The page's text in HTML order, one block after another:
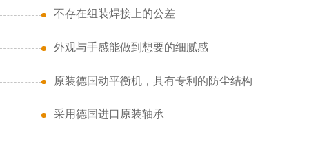
不存在组装焊接上的公差
外观与手感能做到想要的细腻感
原装德国动平衡机，具有专利的防尘结构
采用德国进口原装轴承